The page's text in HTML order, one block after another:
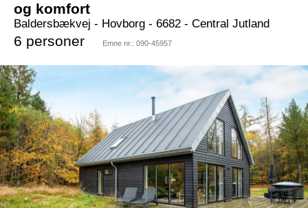
og komfort
Baldersbækvej - Hovborg - 6682 - Central Jutland
6 personer Emne nr.: 090-45957